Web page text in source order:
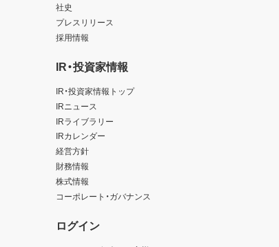
社史
プレスリリース
採用情報
IR・投資家情報
IR・投資家情報トップ
IRニュース
IRライブラリー
IRカレンダー
経営方針
財務情報
株式情報
コーポレート・ガバナンス
ログイン